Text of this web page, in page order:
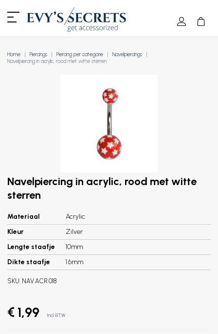
Home Piercings Piercing per categorie
Navelpiercings
Navelpiercing in acrylic, rood met witte sterren
Navelpiercing in acrylic, rood met witte
sterren
Materiaal
Acrylic
Kleur
Zilver
Lengte staafje
10mm
Dikte staafje
1.6mm
SKU: NAV.ACR.018
€ 1,99 Incl. BTW